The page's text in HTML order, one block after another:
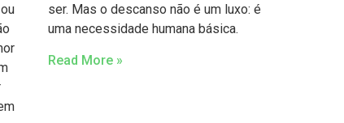
ser. Mas o descanso não é um luxo: é
uma necessidade humana básica.
Read More »